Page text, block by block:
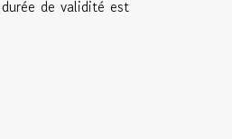
de validité est